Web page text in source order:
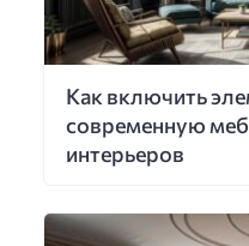
Как включить
современную
интерьеров